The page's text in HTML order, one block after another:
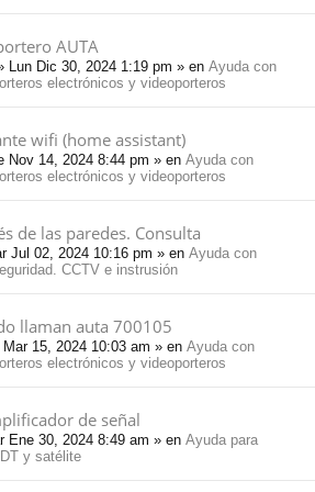
AUTA
Lun Dic 30, 2024 1:19 pm » en Ayuda con
electrónicos y videoporteros
wifi (home assistant)
Nov 14, 2024 8:44 pm » en Ayuda con
electrónicos y videoporteros
de las paredes. Consulta
Jul 02, 2024 10:16 pm » en Ayuda con
CCTV e instrusión
llaman auta 700105
15, 2024 10:03 am » en Ayuda con
electrónicos y videoporteros
de señal
Ene 30, 2024 8:49 am » en Ayuda para
y satélite